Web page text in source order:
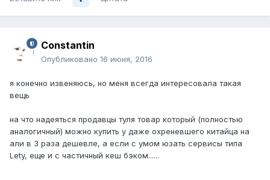
Constantin
Опубликовано 16 июня, 2016
я конечно извеняюсь, но меня всегда интересовала такая
вещь
на что надеяться продавцы туля товар который (полностью
аналогичный) можно купить у даже охреневшего китайца на
али в 3 раза дешевле, а если с умом юзать сервисы типа
Lety, еще и с частичный кеш бэком......